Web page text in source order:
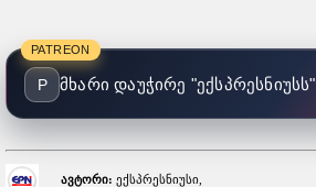
PATREON
P მხარი დაუჭირე "ექსპრესნიუსს"
ავტორი: ექსპრესნიუსი,